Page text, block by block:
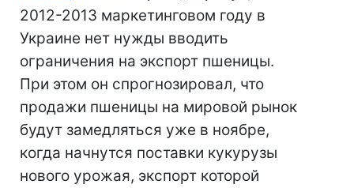
2012-2013 маркетинговом году в
Украине нет нужды вводить
ограничения на экспорт пшеницы.
При этом он спрогнозировал, что
продажи пшеницы на мировой рынок
будут замедляться уже в ноябре,
когда начнутся поставки кукурузы
нового урожая, экспорт которой